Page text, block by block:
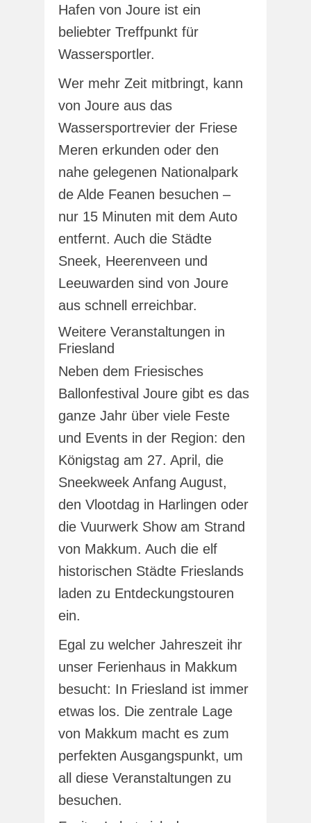
Hafen von Joure ist ein
beliebter Treffpunkt für
Wassersportler.
Wer mehr Zeit mitbringt, kann
von Joure aus das
Wassersportrevier der Friese
Meren erkunden oder den
nahe gelegenen Nationalpark
de Alde Feanen besuchen –
nur 15 Minuten mit dem Auto
entfernt. Auch die Städte
Sneek, Heerenveen und
Leeuwarden sind von Joure
aus schnell erreichbar.
Weitere Veranstaltungen in
Friesland
Neben dem Friesisches
Ballonfestival Joure gibt es das
ganze Jahr über viele Feste
und Events in der Region: den
Königstag am 27. April, die
Sneekweek Anfang August,
den Vlootdag in Harlingen oder
die Vuurwerk Show am Strand
von Makkum. Auch die elf
historischen Städte Frieslands
laden zu Entdeckungstouren
ein.
Egal zu welcher Jahreszeit ihr
unser Ferienhaus in Makkum
besucht: In Friesland ist immer
etwas los. Die zentrale Lage
von Makkum macht es zum
perfekten Ausgangspunkt, um
all diese Veranstaltungen zu
besuchen.